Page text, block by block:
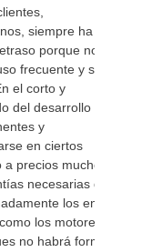
siempre ha
porque no
frecuente y se
el corto y
del desarrollo
y
en ciertos
precios mucho
necesarias de
los en
los motores,
no habrá forma